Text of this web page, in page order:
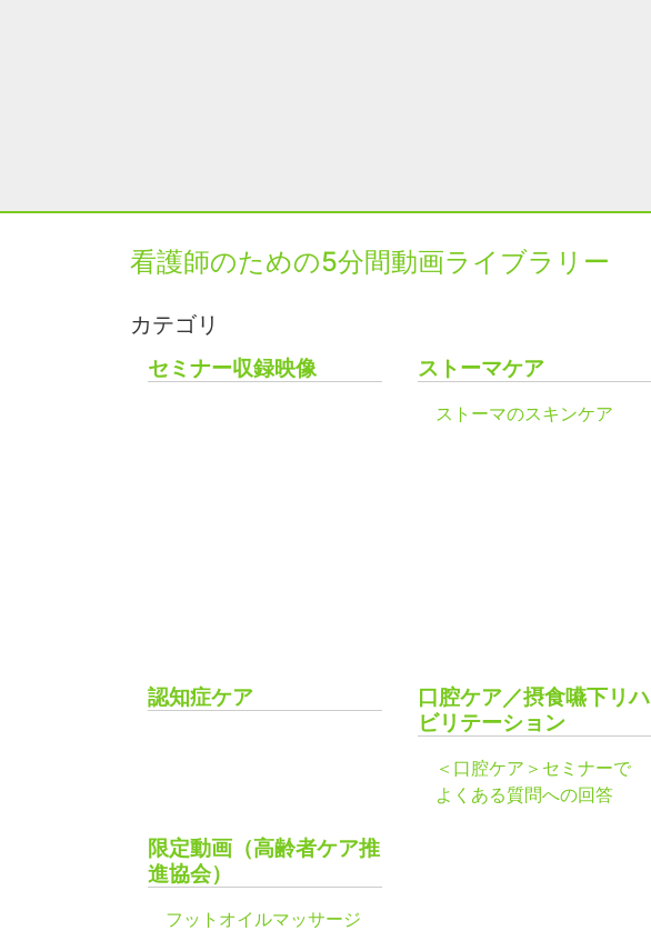
看護師のための5分間動画ライブラリー
カテゴリ
セミナー収録映像
ストーマケア
ストーマのスキンケア
認知症ケア
口腔ケア／摂食嚥下リハ
ビリテーション
＜口腔ケア＞セミナーで
よくある質問への回答
限定動画（高齢者ケア推
進協会）
フットオイルマッサージ